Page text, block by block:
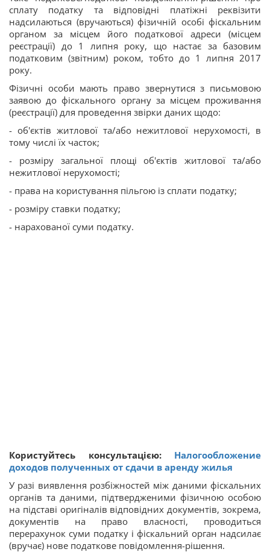
сплату податку та відповідні платіжні реквізити
надсилаються (вручаються) фізичній особі фіскальним
органом за місцем його податкової адреси (місцем
реєстрації) до 1 липня року, що настає за базовим
податковим (звітним) роком, тобто до 1 липня 2017
року.
Фізичні особи мають право звернутися з письмовою
заявою до фіскального органу за місцем проживання
(реєстрації) для проведення звірки даних щодо:
- об'єктів житлової та/або нежитлової нерухомості, в
тому числі їх часток;
- розміру загальної площі об'єктів житлової та/або
нежитлової нерухомості;
- права на користування пільгою із сплати податку;
- розміру ставки податку;
- нарахованої суми податку.
Користуйтесь консультацією: Налогообложение
доходов полученных от сдачи в аренду жилья
У разі виявлення розбіжностей між даними фіскальних
органів та даними, підтвердженими фізичною особою
на підставі оригіналів відповідних документів, зокрема,
документів на право власності, проводиться
перерахунок суми податку і фіскальний орган надсилає
(вручає) нове податкове повідомлення-рішення.